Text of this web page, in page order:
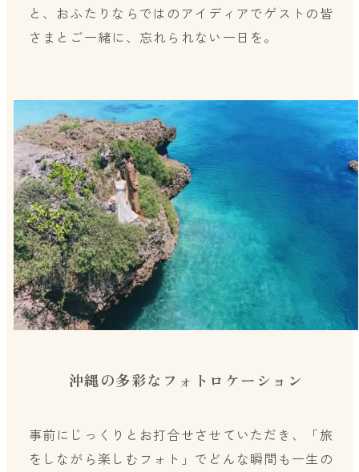
と、おふたりならではのアイディアでゲストの皆
さまとご一緒に、忘れられない一日を。
沖縄の多彩なフォトロケーション
事前にじっくりとお打合せさせていただき、「旅
をしながら楽しむフォト」でどんな瞬間も一生の